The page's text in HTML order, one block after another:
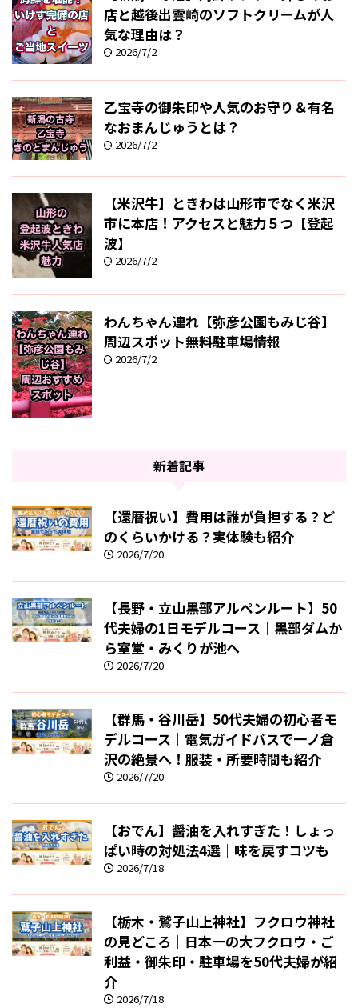
店と越後出雲崎のソフトクリームが人
気な理由は？
2026/7/2
乙宝寺の御朱印や人気のお守り＆有名
なおまんじゅうとは？
2026/7/2
【米沢牛】ときわは山形市でなく米沢
市に本店！アクセスと魅力５つ【登起
波】
2026/7/2
わんちゃん連れ【弥彦公園もみじ谷】
周辺スポット無料駐車場情報
2026/7/2
新着記事
【還暦祝い】費用は誰が負担する？ど
のくらいかける？実体験も紹介
2026/7/20
【長野・立山黒部アルペンルート】50
代夫婦の1日モデルコース｜黒部ダムか
ら室堂・みくりが池へ
2026/7/20
【群馬・谷川岳】50代夫婦の初心者モ
デルコース｜電気ガイドバスで一ノ倉
沢の絶景へ！服装・所要時間も紹介
2026/7/20
【おでん】醤油を入れすぎた！しょっ
ぱい時の対処法4選｜味を戻すコツも
2026/7/18
【栃木・鷲子山上神社】フクロウ神社
の見どころ｜日本一の大フクロウ・ご
利益・御朱印・駐車場を50代夫婦が紹
介
2026/7/18